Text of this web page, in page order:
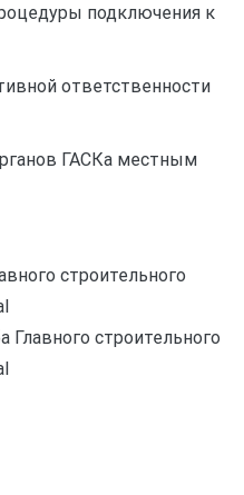
подключения к
ответственности
ГАСКа местным
строительного
строительного